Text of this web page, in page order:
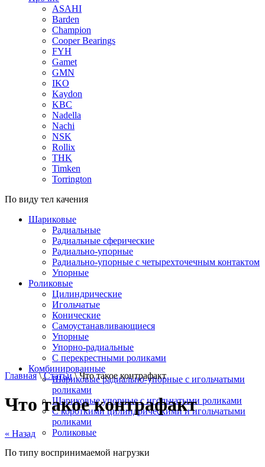
ASAHI
Barden
Champion
Cooper Bearings
FYH
Gamet
GMN
IKO
Kaydon
KBC
Nadella
Nachi
NSK
Rollix
THK
Timken
Torrington
По виду тел качения
Шариковые
Радиальные
Радиальные сферические
Радиально-упорные
Радиально-упорные с четырехточечным контактом
Упорные
Роликовые
Цилиндрические
Игольчатые
Конические
Самоустанавливающиеся
Упорные
Упорно-радиальные
C перекрестными роликами
Комбинированные
Шариковые радиально-упорные с игольчатыми
роликами
Шариковые упорные с игольчатыми роликами
С короткими цилиндрическими и игольчатыми
роликами
Роликовые
По типу воспринимаемой нагрузки
Главная\Статьи\ Что такое контрафакт
Что такое контрафакт
« Назад